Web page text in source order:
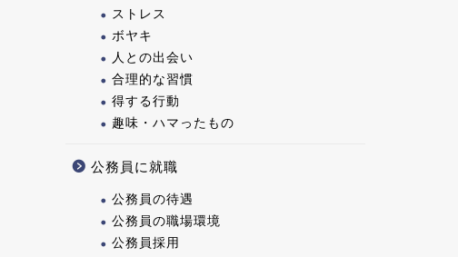
ストレス
ボヤキ
人との出会い
合理的な習慣
得する行動
趣味・ハマったもの
公務員に就職
公務員の待遇
公務員の職場環境
公務員採用